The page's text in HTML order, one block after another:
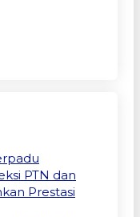
PTN dan
Prestasi